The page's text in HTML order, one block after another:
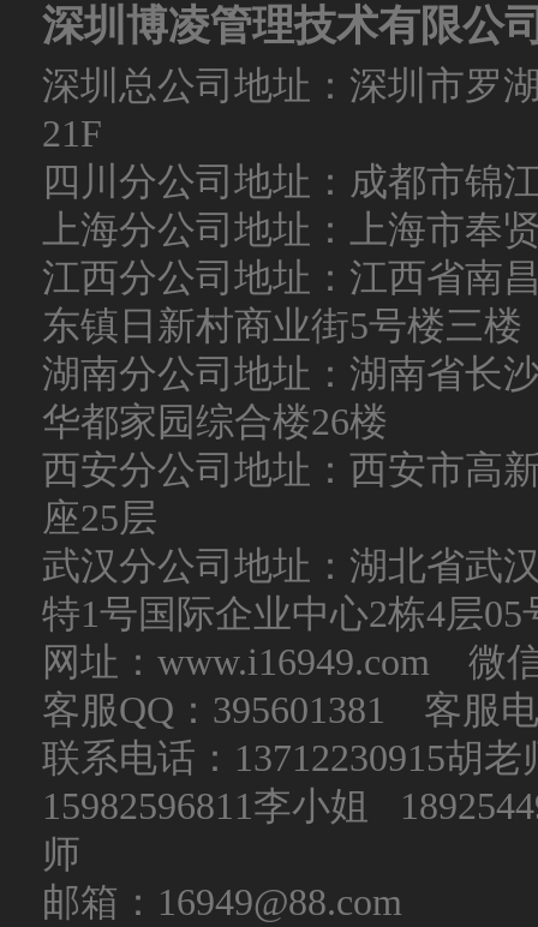
深圳博凌管理技术有限公
深圳总公司地址：深圳市罗
21F
四川分公司地址：成都市锦
上海分公司地址：上海市奉
江西分公司地址：江西省南
东镇日新村商业街5号楼三楼
湖南分公司地址：湖南省长
华都家园综合楼26楼
西安分公司地址：西安市高
座25层
武汉分公司地址：湖北省武
特1号国际企业中心2栋4层05
网址：www.i16949.com 微
客服QQ：395601381 客服电
联系电话： 13712230915胡
15982596811李小姐
师
邮箱：16949@88.com